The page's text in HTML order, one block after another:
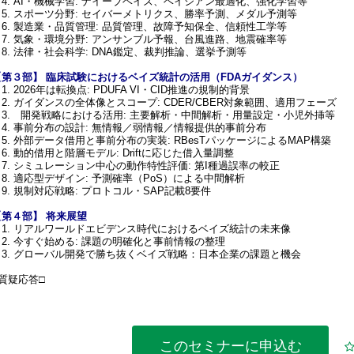
スポーツ分野: セイバーメトリクス、勝率予測、メダル予測等
製造業・品質管理: 品質管理、故障予知保全、信頼性工学等
気象・環境分野: アンサンブル予報、台風進路、地震確率等
法律・社会科学: DNA鑑定、裁判推論、選挙予測等
３部】 臨床試験におけるベイズ統計の活用（FDAガイダンス）
2026年は転換点: PDUFA VI・CID推進の規制的背景
ガイダンスの全体像とスコープ: CDER/CBER対象範囲、適用フェーズ
開発戦略における活用: 主要解析・中間解析・用量設定・小児外挿等
事前分布の設計: 無情報／弱情報／情報提供的事前分布
外部データ借用と事前分布の実装: RBesTパッケージによるMAP構築
動的借用と階層モデル: Driftに応じた借入量調整
シミュレーション中心の動作特性評価: 第I種過誤率の較正
適応型デザイン: 予測確率（PoS）による中間解析
規制対応戦略: プロトコル・SAP記載8要件
４部】 将来展望
リアルワールドエビデンス時代におけるベイズ統計の未来像
今すぐ始める: 課題の明確化と事前情報の整理
グローバル開発で勝ち抜くベイズ戦略：日本企業の課題と機会
疑応答□
このセミナーに申込む